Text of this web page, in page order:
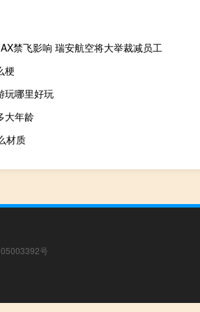
禁飞影响 瑞安航空将大举裁减员工
梗
玩哪里好玩
大年龄
材质
号